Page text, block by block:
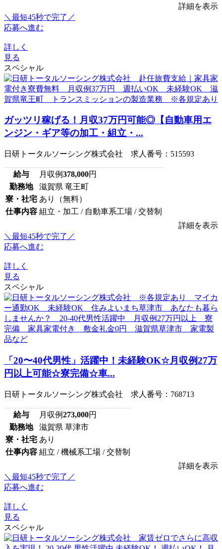
詳細を表示
＼最短45秒で完了／
応募へ進む
詳しく
見る
スペシャル
ガッツリ稼げる！月収37万円可能◎【自動車用エ
ンジン・ギア等の加工・組立・...
日研トータルソーシング株式会社 求人番号：515593
給与 月収例378,000円
勤務地
滋賀県 竜王町
寮・社宅 あり（無料）
仕事内容 組立・加工 / 自動車系工場 / 交替制
詳細を表示
＼最短45秒で完了／
応募へ進む
詳しく
見る
スペシャル
「20〜40代男性」活躍中！未経験OK☆月収例27万
円以上可能☆寮完備☆車...
日研トータルソーシング株式会社 求人番号：768713
給与 月収例273,000円
勤務地
滋賀県 草津市
寮・社宅 あり
仕事内容 組立 / 機械系工場 / 交替制
詳細を表示
＼最短45秒で完了／
応募へ進む
詳しく
見る
スペシャル